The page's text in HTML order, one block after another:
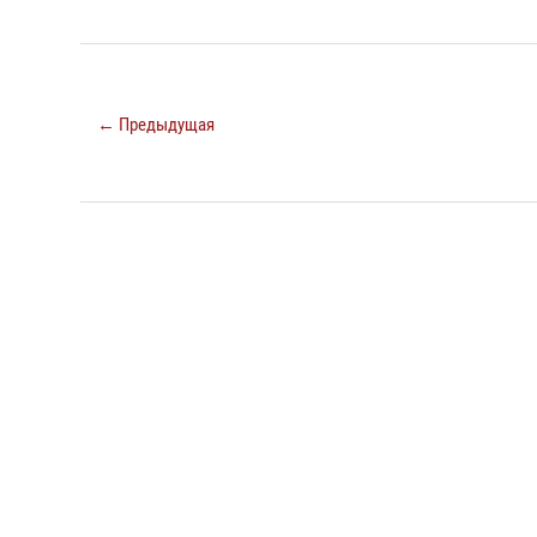
← Предыдущая